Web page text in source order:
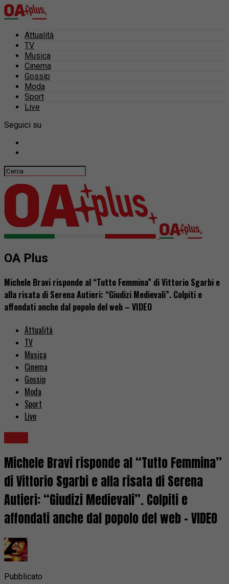
Attualità
TV
Musica
Cinema
Gossip
Moda
Sport
Live
Seguici su
OA Plus
Michele Bravi risponde al “Tutto Femmina” di Vittorio Sgarbi e
alla risata di Serena Autieri: “Giudizi Medievali”. Colpiti e
affondati anche dal popolo del web – VIDEO
Attualità
TV
Musica
Cinema
Gossip
Moda
Sport
Live
Michele Bravi risponde al “Tutto Femmina”
di Vittorio Sgarbi e alla risata di Serena
Autieri: “Giudizi Medievali”. Colpiti e
affondati anche dal popolo del web – VIDEO
Pubblicato